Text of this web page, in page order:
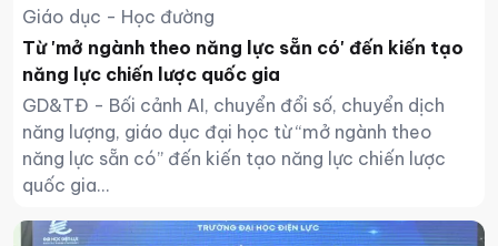
Giáo dục - Học đường
Từ 'mở ngành theo năng lực sẵn có' đến kiến tạo
năng lực chiến lược quốc gia
GD&TĐ - Bối cảnh AI, chuyển đổi số, chuyển dịch
năng lượng, giáo dục đại học từ “mở ngành theo
năng lực sẵn có” đến kiến tạo năng lực chiến lược
quốc gia...